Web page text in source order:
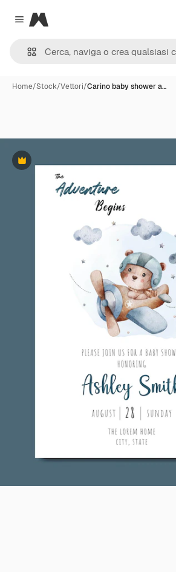
Close menu
Magnific
Home/Stock/Vettori/Carino baby shower a…
Premium